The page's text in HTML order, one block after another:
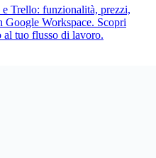
Trello: funzionalità, prezzi,
Google Workspace. Scopri
al tuo flusso di lavoro.